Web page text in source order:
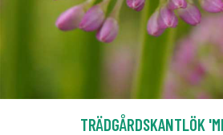
TRÄDGÅRDSKANTLÖK